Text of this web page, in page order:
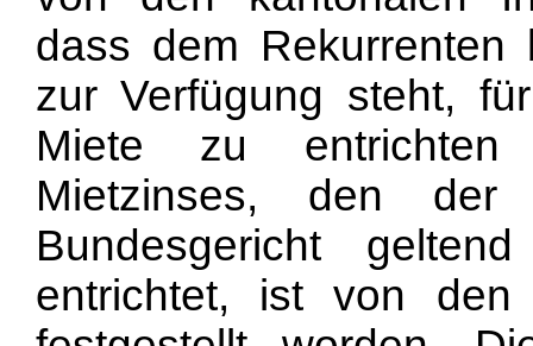
dass dem
zur Verfügung steht,
Miete zu entrichten
Mietzinses, den
Bundesgericht
entrichtet, ist von den